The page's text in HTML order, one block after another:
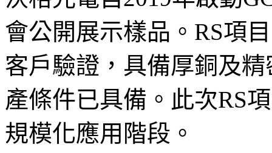
會公開展示樣品。RS項
客戶驗證，具備厚銅及
產條件已具備。此次RS
規模化應用階段。